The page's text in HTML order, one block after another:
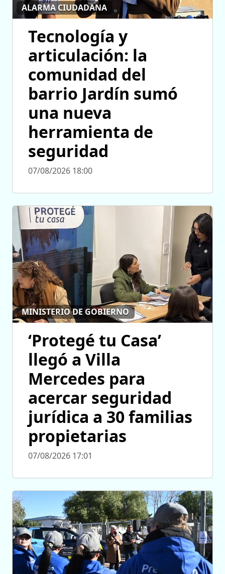
ALARMA CIUDADANA
Tecnología y
articulación: la
comunidad del
barrio Jardín sumó
una nueva
herramienta de
seguridad
07/08/2026 18:00
MINISTERIO DE GOBIERNO
‘Protegé tu Casa’
llegó a Villa
Mercedes para
acercar seguridad
jurídica a 30 familias
propietarias
07/08/2026 17:01